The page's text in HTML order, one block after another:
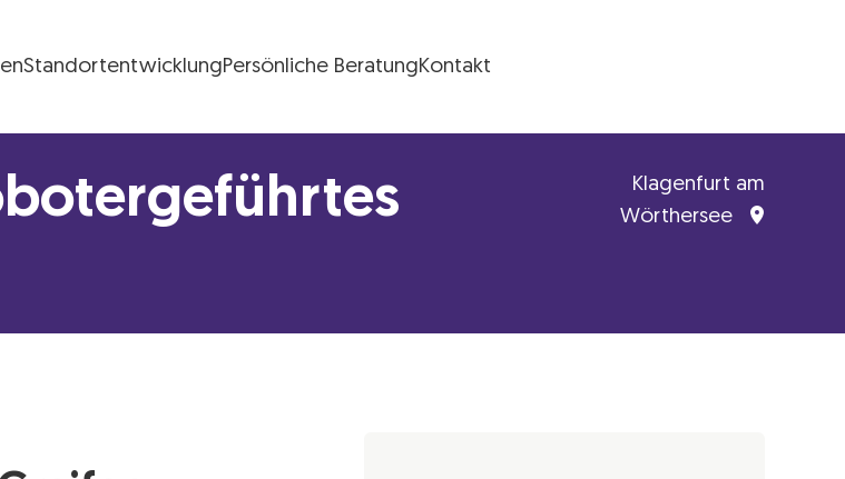
StandortentwicklungPersönliche BeratungKontakt
Klagenfurt am
Wörthersee